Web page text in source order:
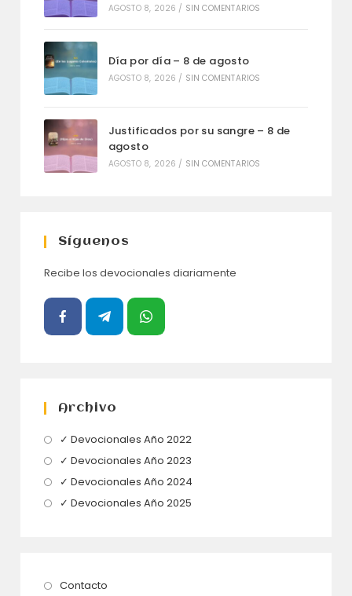
AGOSTO 8, 2026 / SIN COMENTARIOS
Día por día – 8 de agosto
AGOSTO 8, 2026 / SIN COMENTARIOS
Justificados por su sangre – 8 de
agosto
AGOSTO 8, 2026 / SIN COMENTARIOS
Síguenos
Recibe los devocionales diariamente
Archivo
✓ Devocionales Año 2022Se
✓ Devocionales Año 2023
abre
✓ Devocionales Año 2024
✓ Devocionales Año 2025
Contacto